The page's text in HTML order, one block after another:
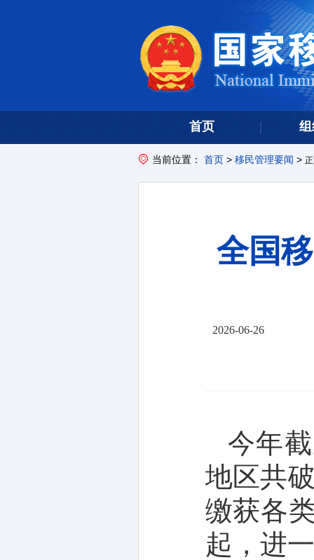
首页
当前位置： 首页> 移民管理要闻 >
全国
2026-06-26
今年
地区共
缴获各
起，进